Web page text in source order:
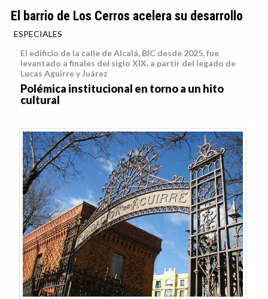
El barrio de Los Cerros acelera su desarrollo
ESPECIALES
El edificio de la calle de Alcalá, BIC desde 2025, fue
levantado a finales del siglo XIX, a partir del legado de
Lucas Aguirre y Juárez
Polémica institucional en torno a un hito
cultural